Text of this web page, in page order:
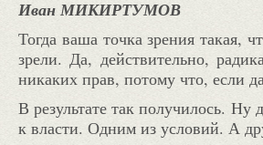
Иван МИКИРТУМОВ
Тогда ваша точка зрения такая,
зрели. Да, действительно,
никаких прав, потому что, если
В результате так получилось. Ну
к власти. Одним из условий. А